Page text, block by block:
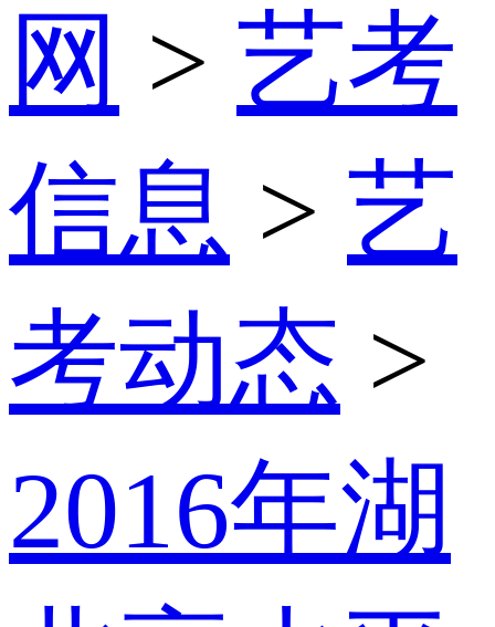
网 > 艺考
信息 > 艺
考动态 >
2016年湖